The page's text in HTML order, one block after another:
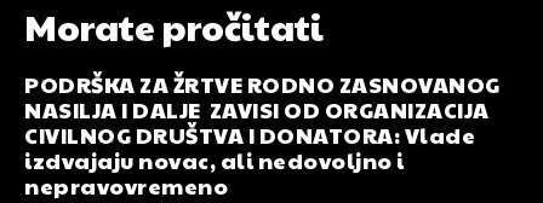
Morate pročitati
PODRŠKA ZA ŽRTVE RODNO ZASNOVANOG
NASILJA I DALJE ZAVISI OD ORGANIZACIJA
CIVILNOG DRUŠTVA I DONATORA: Vlade
izdvajaju novac, ali nedovoljno i
nepravovremeno